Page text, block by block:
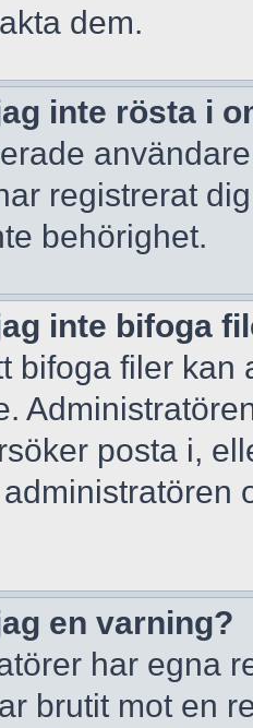
dem.
inte rösta i
registrerat
behörighet.
inte bifoga
bifoga filer
posta i,
en varning?
har egna
brutit mot en